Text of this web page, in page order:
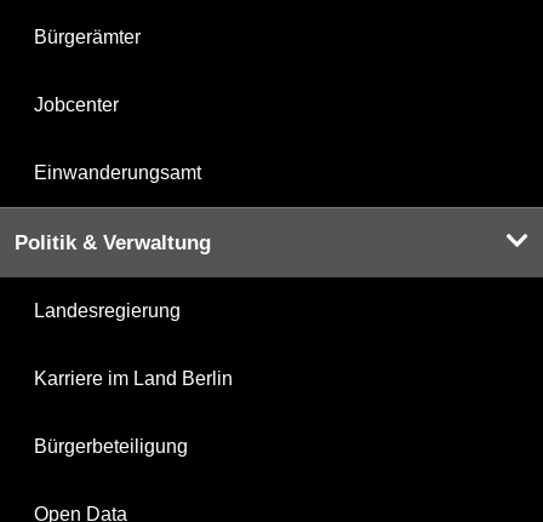
Bürgerämter
Jobcenter
Einwanderungsamt
Politik & Verwaltung
Landesregierung
Karriere im Land Berlin
Bürgerbeteiligung
Open Data